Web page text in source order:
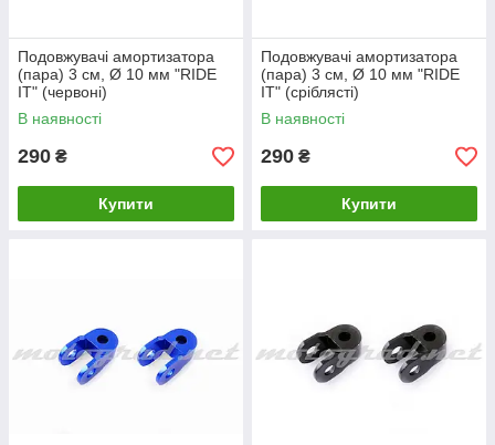
Подовжувачі амортизатора
(пара) 3 см, Ø 10 мм "RIDE
IT" (червоні)
В наявності
290 ₴
Купити
Подовжувачі амортизатора
(пара) 3 см, Ø 10 мм "RIDE
IT" (сріблясті)
В наявності
290 ₴
Купити